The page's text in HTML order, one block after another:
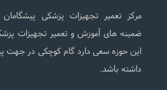
مرکز تعمیر تجهیزات پزشکی
ضمینه های آموزش و تعمیر تجهیزات
این حوزه سعی دارد گام کوچکی در جهت
داشته باشد.